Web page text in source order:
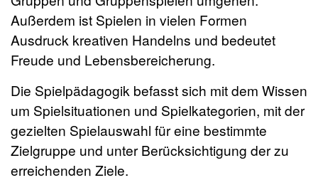
Außerdem ist Spielen in vielen Formen
Ausdruck kreativen Handelns und bedeutet
Freude und Lebensbereicherung.
Die Spielpädagogik befasst sich mit dem Wissen
um Spielsituationen und Spielkategorien, mit der
gezielten Spielauswahl für eine bestimmte
Zielgruppe und unter Berücksichtigung der zu
erreichenden Ziele.